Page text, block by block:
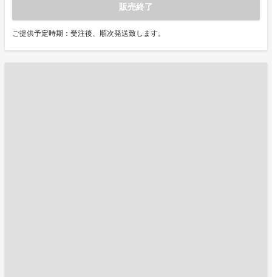
販売終了
ご提供予定時期：受注後、順次発送致します。